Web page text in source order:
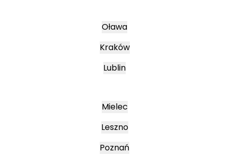
Oława
Kraków
Lublin
Mielec
Leszno
Poznań